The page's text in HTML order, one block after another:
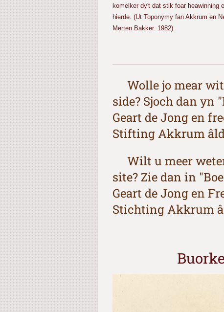
komelker dy't dat stik foar heawinning
hierde. (Ut Toponymy fan Akkrum en
Merten Bakker. 1982).
Wolle jo mear
side? Sjoch dan yn
Geart de Jong en
Stifting Akkrum
Wilt u meer
site? Zie dan in
Geart de Jong en
Stichting Akkrum